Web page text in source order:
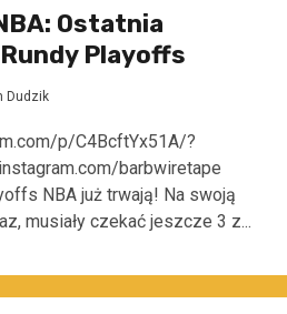
Ostatnia
Playoffs
Dudzik
p/C4BcftYx51A/?
barbwiretape
NBA już trwają! Na swoją
musiały czekać jeszcze 3 z...